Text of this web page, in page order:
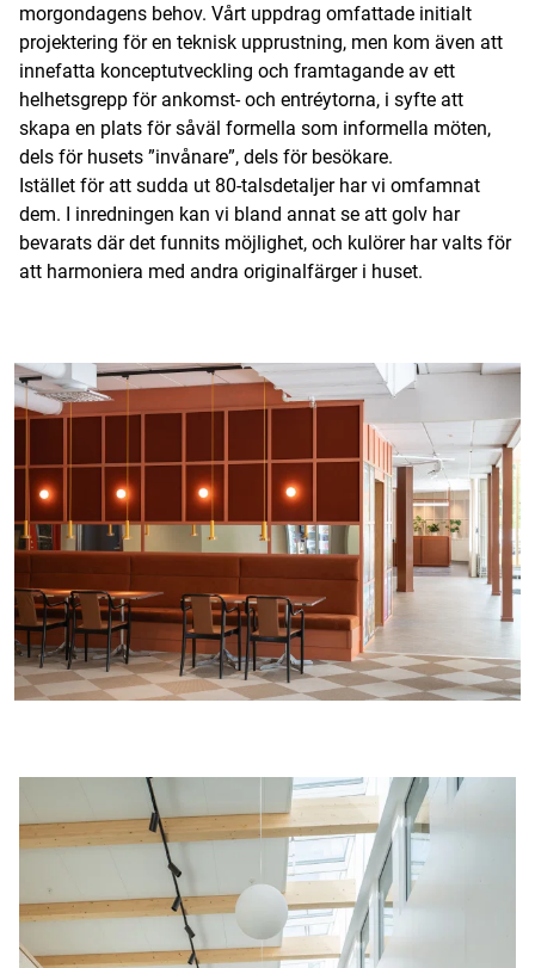
morgondagens behov. Vårt uppdrag omfattade initialt
projektering för en teknisk upprustning, men kom även att
innefatta konceptutveckling och framtagande av ett
helhetsgrepp för ankomst- och entréytorna, i syfte att
skapa en plats för såväl formella som informella möten,
dels för husets ”invånare”, dels för besökare.
Istället för att sudda ut 80-talsdetaljer har vi omfamnat
dem. I inredningen kan vi bland annat se att golv har
bevarats där det funnits möjlighet, och kulörer har valts för
att harmoniera med andra originalfärger i huset.